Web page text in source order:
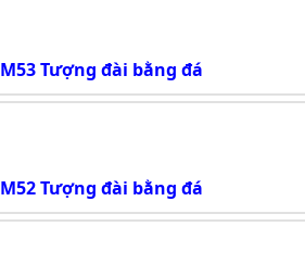
M53 Tượng đài bằng đá
M52 Tượng đài bằng đá